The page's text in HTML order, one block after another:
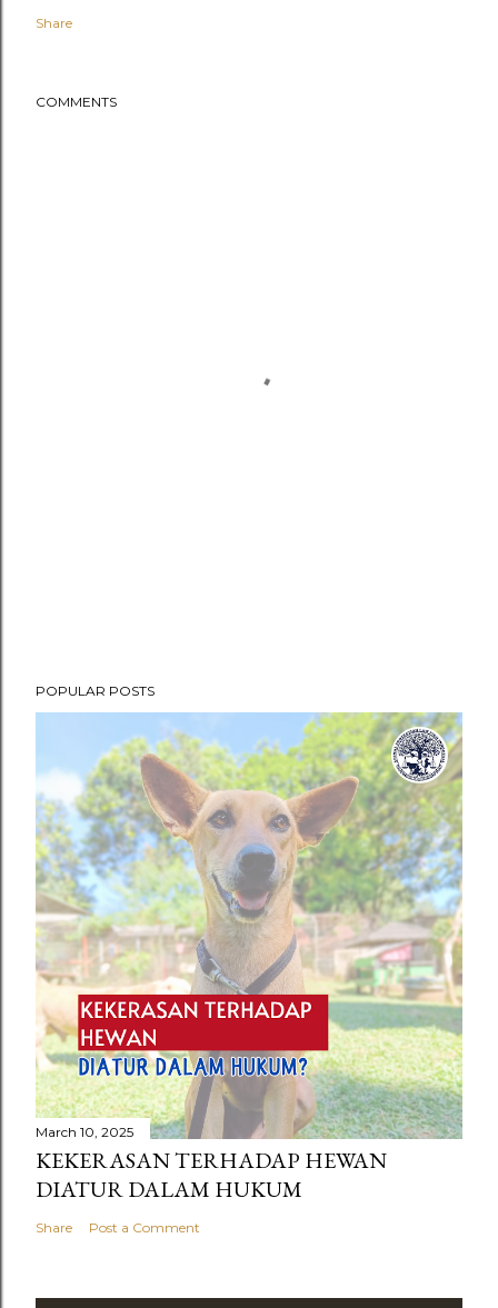
Share
COMMENTS
POPULAR POSTS
March 10, 2025
KEKERASAN TERHADAP HEWAN
DIATUR DALAM HUKUM
Share Post a Comment